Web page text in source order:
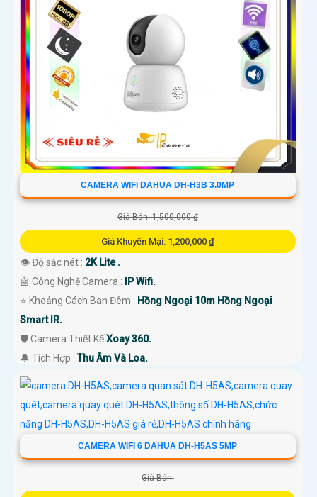
CAMERA WIFI DAHUA DH-H3B 3.0MP
Giá Bán: 1,500,000 ₫
Giá Khuyến Mại: 1,200,000 ₫
👁 Độ sắc nét : 2K Lite .
🤖️ Công Nghệ Camera : IP Wifi.
⭐ Khoảng Cách Ban Đêm : Hồng Ngoại 10m Hồng Ngoại
Smart IR.
🛡 Camera Thiết KếXoay 360.
️🔔 Tích Hợp :Thu Âm Và Loa.
CAMERA WIFI 6 DAHUA DH-H5AS 5MP
Giá Bán: